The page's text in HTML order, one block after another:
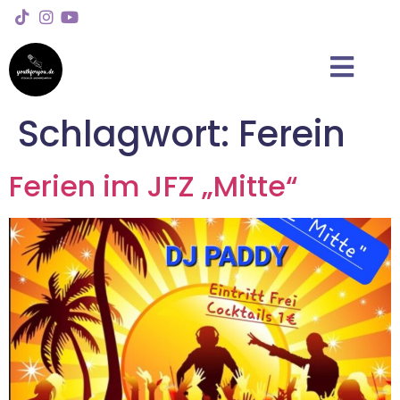
Schlagwort: Ferein
Ferien im JFZ „Mitte“